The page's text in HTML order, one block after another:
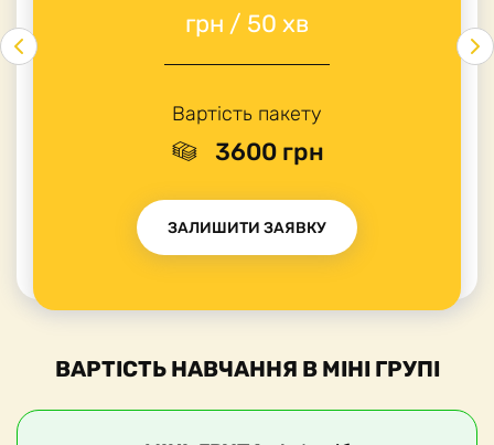
грн / 50 хв
Вартість пакету
3600 грн
ЗАЛИШИТИ ЗАЯВКУ
ВАРТІСТЬ НАВЧАННЯ В МІНІ ГРУПІ